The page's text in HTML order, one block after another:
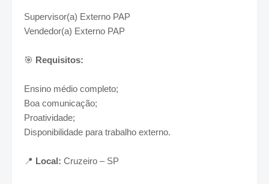
Supervisor(a) Externo PAP
Vendedor(a) Externo PAP
🎯 Requisitos:
Ensino médio completo;
Boa comunicação;
Proatividade;
Disponibilidade para trabalho externo.
📍 Local: Cruzeiro – SP